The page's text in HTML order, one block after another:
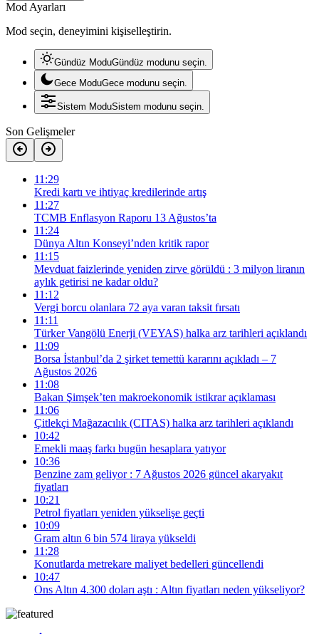
Mod Ayarları
Mod seçin, deneyimini kişiselleştirin.
Gündüz ModuGündüz modunu seçin.
Gece ModuGece modunu seçin.
Sistem ModuSistem modunu seçin.
Son Gelişmeler
11:29
Kredi kartı ve ihtiyaç kredilerinde artış
11:27
TCMB Enflasyon Raporu 13 Ağustos’ta
11:24
Dünya Altın Konseyi’nden kritik rapor
11:15
Mevduat faizlerinde yeniden zirve görüldü : 3 milyon liranın
aylık getirisi ne kadar oldu?
11:12
Vergi borcu olanlara 72 aya varan taksit fırsatı
11:11
Türker Vangölü Enerji (VEYAS) halka arz tarihleri açıklandı
11:09
Borsa İstanbul’da 2 şirket temettü kararını açıkladı – 7
Ağustos 2026
11:08
Bakan Şimşek’ten makroekonomik istikrar açıklaması
11:06
Çitlekçi Mağazacılık (CITAS) halka arz tarihleri açıklandı
10:42
Emekli maaş farkı bugün hesaplara yatıyor
10:36
Benzine zam geliyor : 7 Ağustos 2026 güncel akaryakıt
fiyatları
10:21
Petrol fiyatları yeniden yükselişe geçti
10:09
Gram altın 6 bin 574 liraya yükseldi
11:28
Konutlarda metrekare maliyet bedelleri güncellendi
10:47
Ons Altın 4.300 doları aştı : Altın fiyatları neden yükseliyor?